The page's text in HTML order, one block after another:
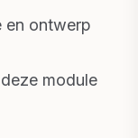
en ontwerp
module